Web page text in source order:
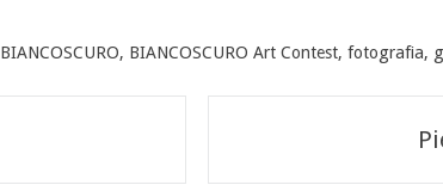
BIANCOSCURO, BIANCOSCURO Art Contest, fotografia,